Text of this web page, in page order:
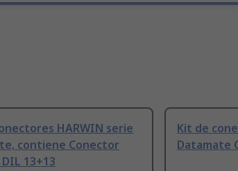
HARWIN serie
contiene Conector
13+13
Kit de
Datamate